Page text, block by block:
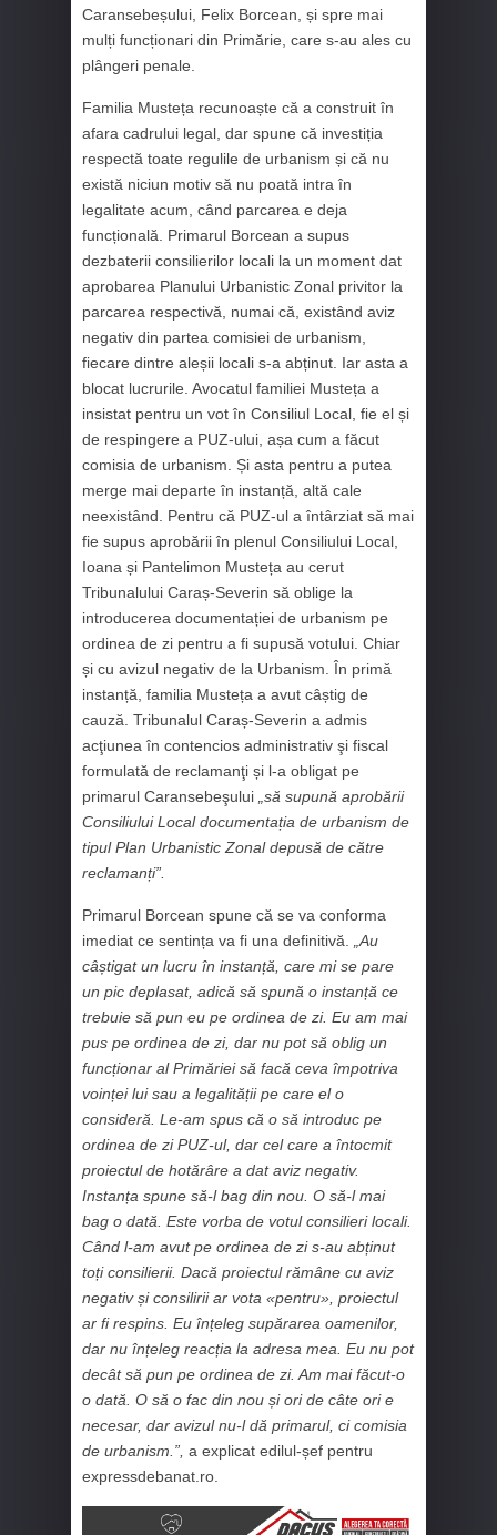
Caransebeșului, Felix Borcean, și spre mai
mulți funcționari din Primărie, care s-au ales cu
plângeri penale.
Familia Musteța recunoaște că a construit în
afara cadrului legal, dar spune că investiția
respectă toate regulile de urbanism și că nu
există niciun motiv să nu poată intra în
legalitate acum, când parcarea e deja
funcțională. Primarul Borcean a supus
dezbaterii consilierilor locali la un moment dat
aprobarea Planului Urbanistic Zonal privitor la
parcarea respectivă, numai că, existând aviz
negativ din partea comisiei de urbanism,
fiecare dintre aleșii locali s-a abținut. Iar asta a
blocat lucrurile. Avocatul familiei Musteța a
insistat pentru un vot în Consiliul Local, fie el și
de respingere a PUZ-ului, așa cum a făcut
comisia de urbanism. Și asta pentru a putea
merge mai departe în instanță, altă cale
neexistând. Pentru că PUZ-ul a întârziat să mai
fie supus aprobării în plenul Consiliului Local,
Ioana și Pantelimon Musteța au cerut
Tribunalului Caraș-Severin să oblige la
introducerea documentației de urbanism pe
ordinea de zi pentru a fi supusă votului. Chiar
și cu avizul negativ de la Urbanism. În primă
instanță, familia Musteța a avut câștig de
cauză. Tribunalul Caraș-Severin a admis
acţiunea în contencios administrativ şi fiscal
formulată de reclamanţi și l-a obligat pe
primarul Caransebeşului „să supună aprobării
Consiliului Local documentația de urbanism de
tipul Plan Urbanistic Zonal depusă de către
reclamanți”.
Primarul Borcean spune că se va conforma
imediat ce sentința va fi una definitivă. „Au
câștigat un lucru în instanță, care mi se pare
un pic deplasat, adică să spună o instanță ce
trebuie să pun eu pe ordinea de zi. Eu am mai
pus pe ordinea de zi, dar nu pot să oblig un
funcționar al Primăriei să facă ceva împotriva
voinței lui sau a legalității pe care el o
consideră. Le-am spus că o să introduc pe
ordinea de ziPUZ-ul, dar cel care a întocmit
proiectul de hotărâre a dat aviz negativ.
Instanța spune să-l bag din nou. O să-l mai
bag o dată. Este vorba de votul consilieri locali.
Când l-am avut pe ordinea de zi s-au abținut
toți consilierii. Dacă proiectul rămâne cu aviz
negativ și consilirii ar vota «pentru», proiectul
ar fi respins. Eu înțeleg supărarea oamenilor,
dar nu înțeleg reacția la adresa mea. Eu nu pot
decât să pun pe ordinea de zi. Am mai făcut-o
o dată. O să o fac din nou și ori de câte ori e
necesar, dar avizul nu-l dă primarul, ci comisia
de urbanism.”, a explicat edilul-șef pentru
expressdebanat.ro.